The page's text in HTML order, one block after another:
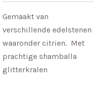
Gemaakt van
verschillende edelstenen
waaronder citrien. Met
prachtige shamballa
glitterkralen